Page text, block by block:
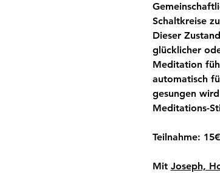
Schaltkreise
Dieser
glücklicher
Meditation
automatisch
gesungen
Meditations-
Teilnahme:
Mit Joseph,